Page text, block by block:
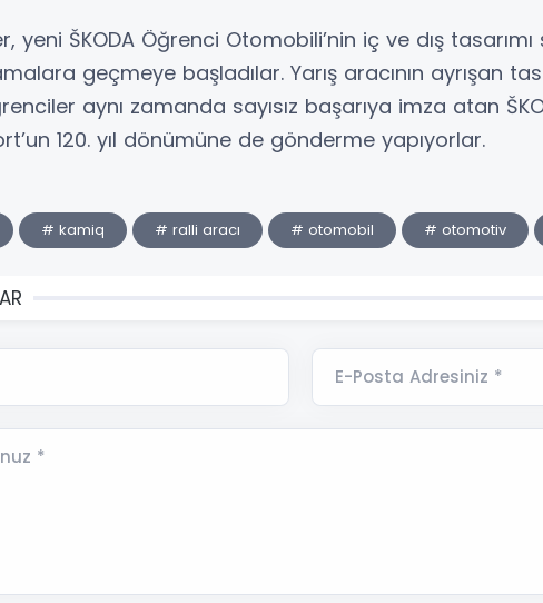
yeni ŠKODA Öğrenci Otomobili’nin iç ve dış
geçmeye başladılar. Yarış aracının ayrışan
aynı zamanda sayısız başarıya imza atan
120. yıl dönümüne de gönderme yapıyorlar.
# kamiq # ralli aracı # otomobil # otomotiv
E-Posta Adresiniz *
*